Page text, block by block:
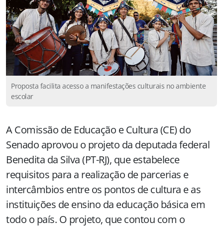
Proposta facilita acesso a manifestações culturais no ambiente
escolar
A Comissão de Educação e Cultura (CE) do
Senado aprovou o projeto da deputada federal
Benedita da Silva (PT-RJ), que estabelece
requisitos para a realização de parcerias e
intercâmbios entre os pontos de cultura e as
instituições de ensino da educação básica em
todo o país. O projeto, que contou com o